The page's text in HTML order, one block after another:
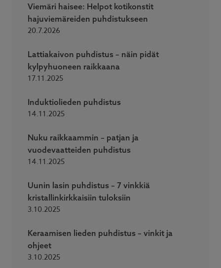
Viemäri haisee: Helpot kotikonstit
hajuviemäreiden puhdistukseen
20.7.2026
Lattiakaivon puhdistus – näin pidät
kylpyhuoneen raikkaana
17.11.2025
Induktiolieden puhdistus
14.11.2025
Nuku raikkaammin – patjan ja
vuodevaatteiden puhdistus
14.11.2025
Uunin lasin puhdistus – 7 vinkkiä
kristallinkirkkaisiin tuloksiin
3.10.2025
Keraamisen lieden puhdistus – vinkit ja
ohjeet
3.10.2025